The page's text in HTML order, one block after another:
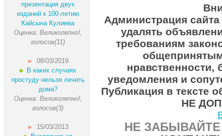
презентация двух
изданий к 100-летию
Кайсына Кулиева
Оценка: Великолепно!,
голосов(11)
08/03/2019
В каких случаях
простуду нельзя лечить
дома?
Оценка: Великолепно!,
голосов(3)
15/03/2013
Администрация
удалять
требованиям
нравственности,
уведомления и
Публикация в тексте
НЕ
НЕ